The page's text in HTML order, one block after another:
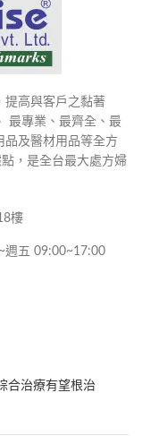
提高與客戶之黏著
最專業、最齊全、最
品及醫材用品等全方
，是全台最大處方婦
樓
週五 09:00~17:00
合治療有望根治